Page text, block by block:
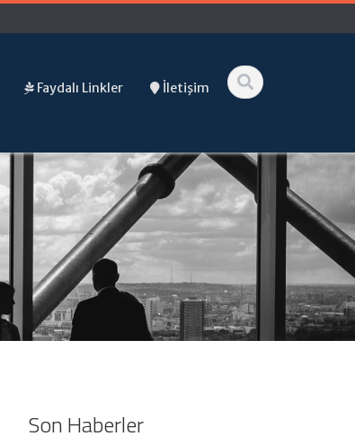
Faydalı Linkler İletişim
Son Haberler